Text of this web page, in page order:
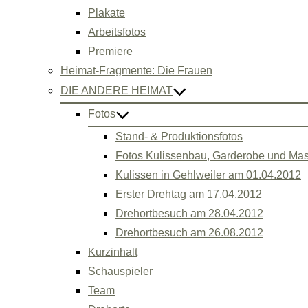
Plakate
Arbeitsfotos
Premiere
Heimat-Fragmente: Die Frauen
DIE ANDERE HEIMAT
Fotos
Stand- & Produktionsfotos
Fotos Kulissenbau, Garderobe und
Kulissen in Gehlweiler am 01.04.2012
Erster Drehtag am 17.04.2012
Drehortbesuch am 28.04.2012
Drehortbesuch am 26.08.2012
Kurzinhalt
Schauspieler
Team